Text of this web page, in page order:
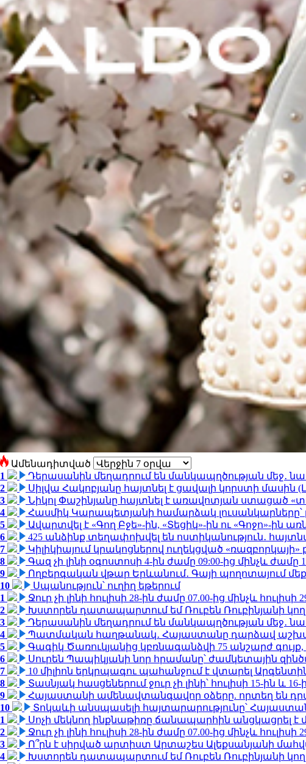
Ամենադիտված
1
Դերասանին մեղադրում են մանկապղծության մեջ․ նա
2
Սիլվա Հակոբյանը հայտնել է ցավալի կորստի մասին
3
Նիկոլ Փաշինյանը հայտնել է առավոտյան ստացած
4
Հասմիկ Կարապետյանի համարձակ լուսանկարները՝
5
Ավարտվել է «Գող Բջե»-ին, «Տեցիկ»-ին ու «Գոջո»-ին
6
425 անձինք տեղափոխվել են ոստիկանություն․
7
Կիլիկիայում կրակոցներով ուղեկցված
8
Գազ չի լինի օգոստոսի 4-ին ժամը 09:00-ից մինչև ժամը
9
Ողբերգական վթար Երևանում․ Գայի պողոտայում
10
Սպանություն՝ ուղիղ եթերում
1
Ջուր չի լինի հուլիսի 28-ին ժամը 07.00-ից մինչև հուլիսի
2
Խստորեն դատապարտում եմ Ռուբեն Ռուբինյանի
3
Դերասանին մեղադրում են մանկապղծության մեջ․ նա
4
Պատմական հաղթանակ․ Հայաստանը դարձավ
5
Գագիկ Ծառուկյանից կբռնագանձվի 75 անշարժ գույք,
6
Սուրեն Պապիկյանի նոր հրամանը՝ ժամկետային
7
10 միլիոն երկրպագու պահանջում է վտարել
8
Տասնյակ հասցեներում ջուր չի լինի՝ հուլիսի 15-ին և 16-
9
Հայաստանի ամենավտանգավոր օձերը. որտեղ են
10
Տոկաևի անսպասելի հայտարարությունը՝
1
Սոչի մեկնող ինքնաթիռը ճանապարհին անցկացրել է
2
Ջուր չի լինի հուլիսի 28-ին ժամը 07.00-ից մինչև հուլիսի
3
Ո՞րն է սիրված արտիստ Արտաշես Ալեքսանյանի
4
Խստորեն դատապարտում եմ Ռուբեն Ռուբինյանի